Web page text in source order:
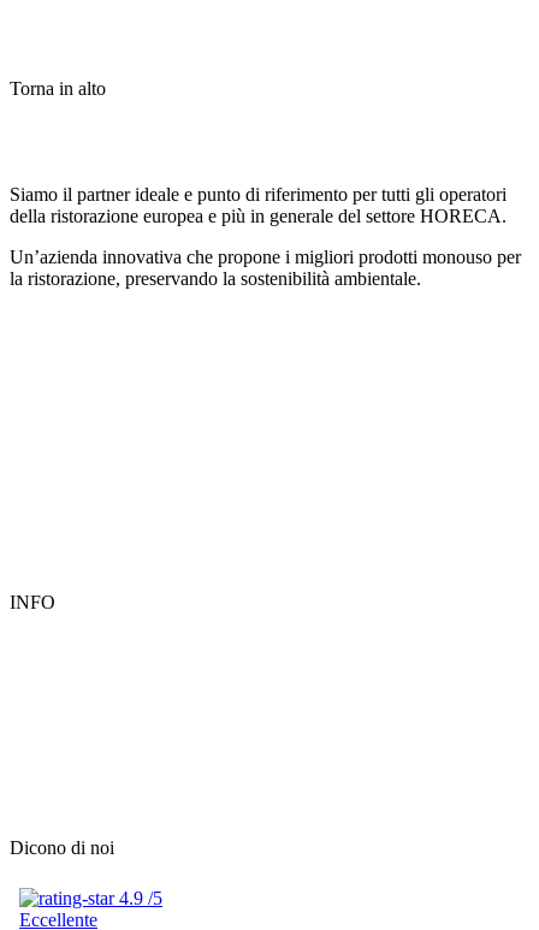
Torna in alto
Siamo il partner ideale e punto di riferimento per tutti gli operatori
della ristorazione europea e più in generale del settore HORECA.
Un’azienda innovativa che propone i migliori prodotti monouso per
la ristorazione, preservando la sostenibilità ambientale.
INFO
Dicono di noi